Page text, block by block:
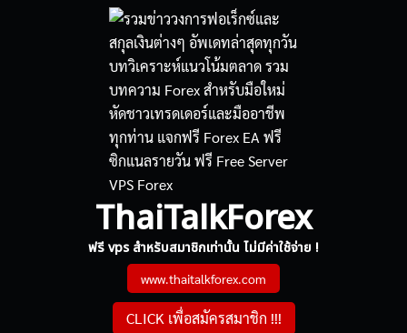
ThaiTalkForex
ฟรี vps สำหรับสมาชิกเท่านั้น ไม่มีค่าใช้จ่าย !
www.thaitalkforex.com
CLICK เพื่อสมัครสมาชิก !!!